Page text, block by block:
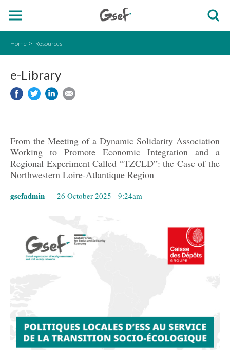
Home Resources
e-Library
From the Meeting of a Dynamic Solidarity Association
Working to Promote Economic Integration and a
Regional Experiment Called “TZCLD”: the Case of the
Northwestern Loire-Atlantique Region
gsefadmin 26 October 2025 - 9:24am